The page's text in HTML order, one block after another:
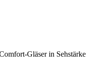
Gläser in Sehstärke